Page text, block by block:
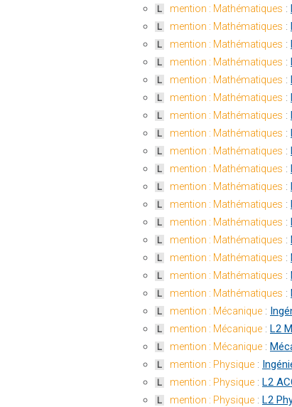
L mention : Mathématiques :
L mention : Mathématiques :
L mention : Mathématiques :
L mention : Mathématiques :
L mention : Mathématiques :
L mention : Mathématiques :
L mention : Mathématiques :
L mention : Mathématiques :
L mention : Mathématiques :
L mention : Mathématiques :
L mention : Mathématiques :
L mention : Mathématiques :
L mention : Mathématiques :
L mention : Mathématiques :
L mention : Mathématiques :
L mention : Mathématiques :
L mention : Mathématiques :
L mention : Mécanique :
L mention : Mécanique : L2
L mention : Mécanique :
L mention : Physique :
L mention : Physique : L2
L mention : Physique : L2